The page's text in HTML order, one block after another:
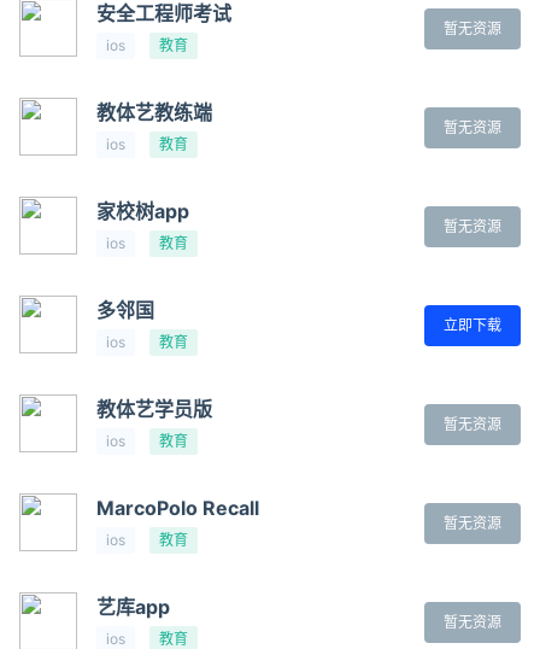
安全工程师考试
ios 教育
暂无资源
教体艺教练端
ios 教育
暂无资源
家校树app
ios 教育
暂无资源
多邻国
ios 教育
立即下载
教体艺学员版
ios 教育
暂无资源
MarcoPolo Recall
ios 教育
暂无资源
艺库app
ios 教育
暂无资源